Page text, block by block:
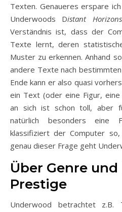
Texten. Genaueres erspare
Underwoods Distant Horizons
Verständnis ist, dass der
Texte lernt, deren
Muster zu erkennen. Anhand
andere Texte nach
Ende kann er also quasi
ein Text (oder eine Figur,
an sich ist schon toll, aber
natürlich besonders eine
klassifiziert der Computer
genau dieser Frage geht
Über Genre
Prestige
Underwood betrachtet